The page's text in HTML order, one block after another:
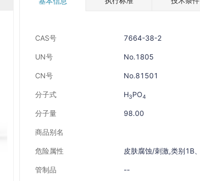
CAS号 7664-38-2
UN号 No.1805
CN号 No.81501
分子式 H3PO4
分子量 98.00
商品别名
危险属性 皮肤腐蚀/刺激,类别1B
管制品 --